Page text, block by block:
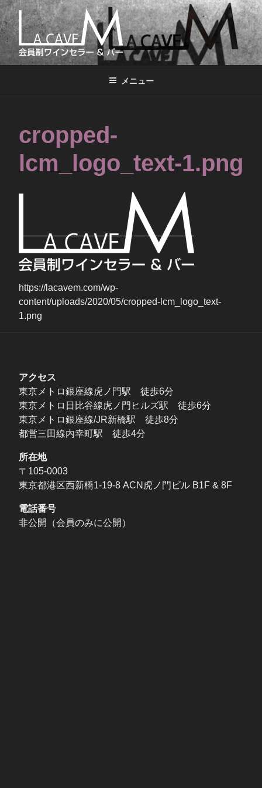
コ
ン
テ
ツ
LA CAVE M
会員制ワインセラー&バー
メニュー
cropped-
lcm_logo_text-1.png
https://lacavem.com/wp-
content/uploads/2020/05/cropped-lcm_logo_text-
1.png
アクセス
東京メトロ銀座線虎ノ門駅 徒歩6分
東京メトロ日比谷線虎ノ門ヒルズ駅 徒歩6分
東京メトロ銀座線/JR新橋駅 徒歩8分
都営三田線内幸町駅 徒歩4分
所在地
〒105-0003
東京都港区西新橋1-19-8 ACN虎ノ門ビル B1F & 8F
電話番号
非公開（会員のみに公開）